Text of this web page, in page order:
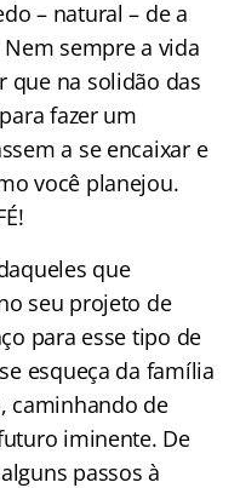
– natural – de a
sempre a vida
que na solidão das
fazer um
a se encaixar e
você planejou.
que
seu projeto de
para esse tipo de
esqueça da família
caminhando de
iminente. De
passos à